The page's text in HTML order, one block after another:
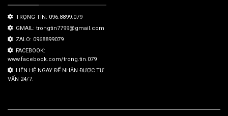
TRỌNG TÍN: 096.8899.079
GMAIL: trongtin7799@gmail.com
ZALO: 0968899079
FACEBOOK:
www.facebook.com/trong.tin.079
LIÊN HỆ NGAY ĐỂ NHẬN ĐƯỢC TƯ
VẤN 24/7.